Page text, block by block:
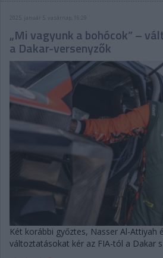
„Mi vagyunk a bohócok” –
a Dakar-versenyzők
Két korábbi győztes, Nasser Al-Attiyah
változtatásokat kér az FIA-tól a Dakar